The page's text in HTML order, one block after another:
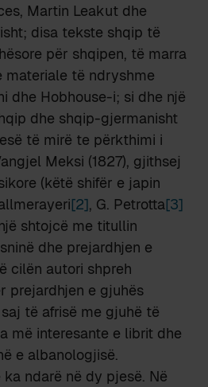
Martin Leakut dhe
disa tekste shqip të
për shqipen, të marra
materiale të ndryshme
dhe Hobhouse-i; si dhe një
dhe shqip-gjermanisht
të mirë te përkthimi i
Meksi (1827), gjithsej
(këtë shifër e japin
[2], G. Petrotta[3]
shtojcë me titullin
dhe prejardhjen e
cilën autori shpreh
prejardhjen e gjuhës
të afrisë me gjuhë të
më interesante e librit dhe
e albanologjisë.
ndarë në dy pjesë. Në